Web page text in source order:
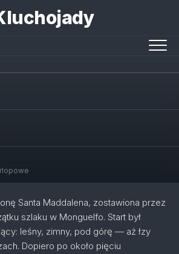
stronę Santa Maddalena i z
Santa Maddalena, zostawiona przez
szlaku w Monguelfo. Start był
leśny, zimny, pod górę — aż łzy
Dopiero po około pięciu